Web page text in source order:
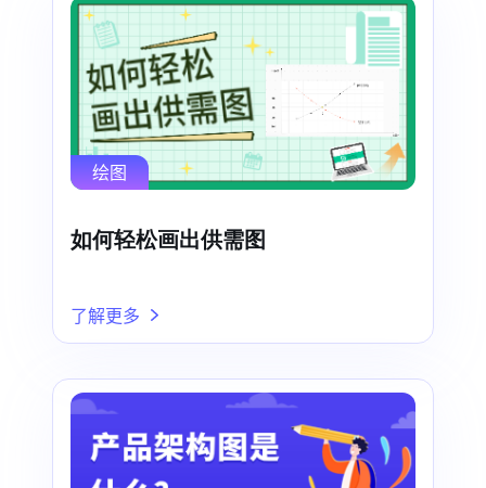
绘图
如何轻松画出供需图
了解更多